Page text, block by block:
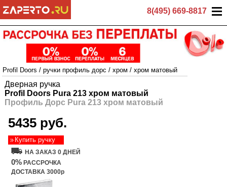
8(495) 669-8817
Profil Doors / ручки профиль дорс / хром / хром матовый
Дверная ручка
Profil Doors Pura 213 хром матовый
Профиль Дорс Pura 213 хром матовый
5435 руб.
Купить ручку
НА ЗАКАЗ 0 ДНЕЙ
0% РАССРОЧКА
ДОСТАВКА 3000р